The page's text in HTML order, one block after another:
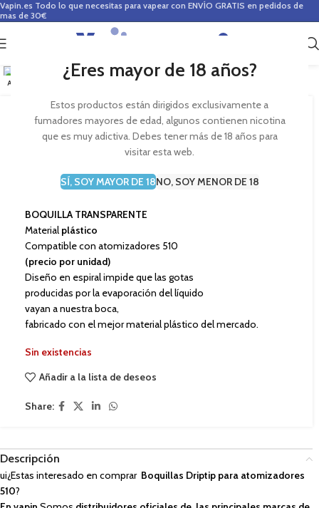
¿Eres mayor de 18 años?
Estos productos están dirigidos exclusivamente a
fumadores mayores de edad, algunos contienen nicotina
que es muy adictiva. Debes tener más de 18 años para
visitar esta web.
SÍ, SOY MAYOR DE 18NO, SOY MENOR DE 18
Vapin.es Todo lo que necesitas para vapear con ENVÍO GRATIS en pedidos de
mas de 30€
0
AGOTADO
DRIP TIP Boquilla TRANSPARENTE
BOQUILLA TRANSPARENTE
Material plástico
Compatible con atomizadores 510
(precio por unidad)
Diseño en espiral impide que las gotas
producidas por la evaporación del líquido
vayan a nuestra boca,
fabricado con el mejor material plástico del mercado.
Sin existencias
Añadir a la lista de deseos
Share:
Descripción
ui¿Estas interesado en comprar Boquillas Driptip para atomizadores
510?